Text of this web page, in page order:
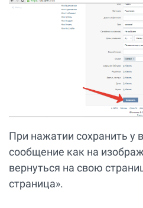
При нажатии сохранить у
сообщение как на
вернуться на свою
страница».